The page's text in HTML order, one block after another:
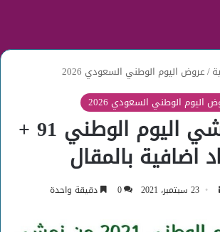
/عروض اليوم الوطني السعودي 2026
اليوم الوطني السعودي 2026
عروض نمشي اليوم الوطني 91 +
اضافية بالمقال
أرسل
إلكترونيا
23 سبتمبر، 2021 0 دقيقة واحدة